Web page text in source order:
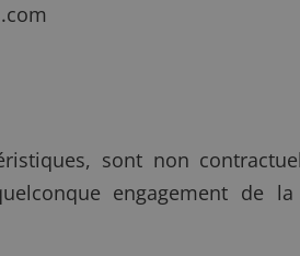
sont non
engagement de